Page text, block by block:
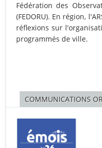
Fédération des
(FEDORU). En région,
réflexions sur
programmés de ville.
COMMUNICATIONS